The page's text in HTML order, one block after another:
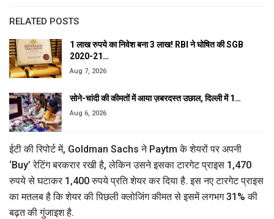
RELATED POSTS
1 लाख रुपये का निवेश बना 3 लाख! RBI ने घोषित की SGB
2020-21…
Aug 7, 2026
सोने-चांदी की कीमतों में आया ज़बरदस्त उछाल, दिल्ली में 1…
Aug 6, 2026
ईटी की रिपोर्ट में, Goldman Sachs ने Paytm के शेयरों पर अपनी
‘Buy’ रेटिंग बरकरार रखी है, लेकिन उसने इसका टारगेट प्राइस 1,470
रुपये से घटाकर 1,400 रुपये प्रति शेयर कर दिया है. इस नए टारगेट प्राइस
का मतलब है कि शेयर की पिछली क्लोजिंग कीमत से इसमें लगभग 31% की
बढ़त की गुंजाइश है.